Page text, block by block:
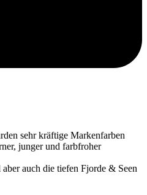
sehr kräftige Markenfarben
junger und farbfroher
auch die tiefen Fjorde & Seen